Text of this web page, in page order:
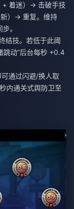
+ 着迷）→ 击破手技
）→ 重复。维持
。
结技。若低于此阈
跳动”后台每秒 +0.4
通过闪避/换人取
内通关式舆防卫至